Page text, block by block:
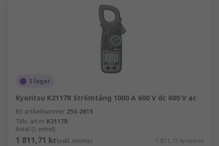
I lager
Kyoritsu K2117R Strömtång 1000 A 600 V dc 600 V ac
RS-artikelnummer 253-2615
Tillv. art.nr K2117R
Antal (1 enhet)
1 811,71 kr(exkl. moms) 1 811,71 kr/enhet